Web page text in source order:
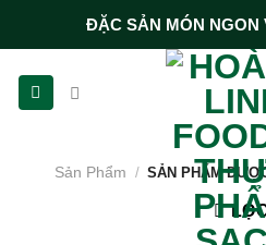
dung
ĐẶC SẢN MÓN NGON
Sản Phẩm / SẢN PHẨM